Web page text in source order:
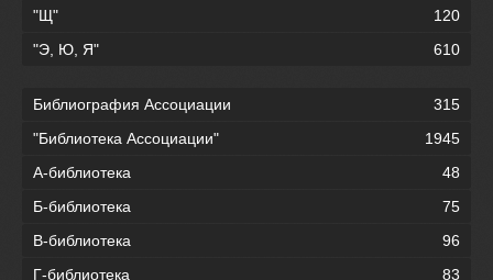
"Щ"
120
"Э, Ю, Я"
610
Библиография Ассоциации
315
"Библиотека Ассоциации"
1945
А-библиотека
48
Б-библиотека
75
В-библиотека
96
Г-библиотека
83